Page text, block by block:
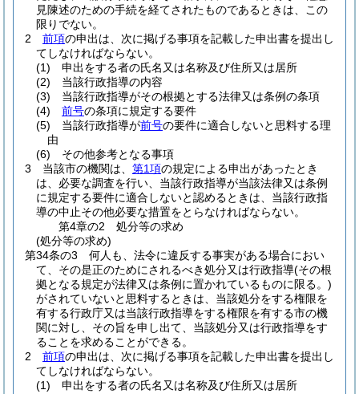
見陳述のための手続を経てされたものであるときは、この
限りでない。
2
前項の申出は、次に掲げる事項を記載した申出書を提出し
てしなければならない。
(1)
申出をする者の氏名又は名称及び住所又は居所
(2)
当該行政指導の内容
(3)
当該行政指導がその根拠とする法律又は条例の条項
(4)
前号の条項に規定する要件
(5)
当該行政指導が前号の要件に適合しないと思料する理
由
(6)
その他参考となる事項
3
当該市の機関は、 第1項の規定による申出があったとき
は、必要な調査を行い、当該行政指導が当該法律又は条例
に規定する要件に適合しないと認めるときは、当該行政指
導の中止その他必要な措置をとらなければならない。
第4章の2
処分等の求め
(処分等の求め)
第34条の3
何人も、法令に違反する事実がある場合におい
て、その是正のためにされるべき処分又は行政指導(その根
拠となる規定が法律又は条例に置かれているものに限る。)
がされていないと思料するときは、当該処分をする権限を
有する行政庁又は当該行政指導をする権限を有する市の機
関に対し、その旨を申し出て、当該処分又は行政指導をす
ることを求めることができる。
2
前項の申出は、次に掲げる事項を記載した申出書を提出し
てしなければならない。
(1)
申出をする者の氏名又は名称及び住所又は居所